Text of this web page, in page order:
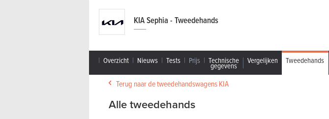
KIA Sephia - Tweedehands
Overzicht Nieuws Tests Prijs Technische
gegevens
Vergelijken Tweedehands
Terug naar de tweedehandswagens KIA
Alle tweedehands